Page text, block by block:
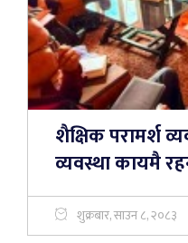
शैक्षिक परामर्श
व्यवस्था कायमै
शुक्रबार, साउन ८, २०८३